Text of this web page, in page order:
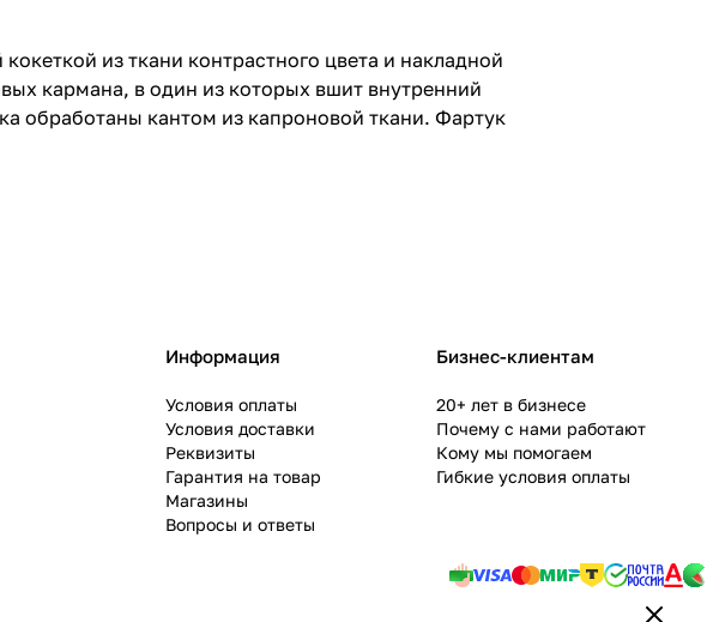
из ткани контрастного цвета и накладной
кармана, в один из которых вшит внутренний
обработаны кантом из капроновой ткани. Фартук
Информация
Условия оплаты
Условия доставки
Реквизиты
Гарантия на товар
Магазины
Вопросы и ответы
Бизнес-клиентам
20+ лет в бизнесе
Почему с нами работают
Кому мы помогаем
Гибкие условия оплаты